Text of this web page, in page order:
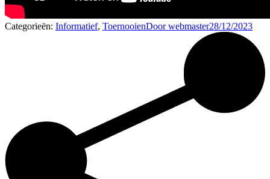
Categorieën: Informatief, ToernooienDoorwebmaster28/12/2023